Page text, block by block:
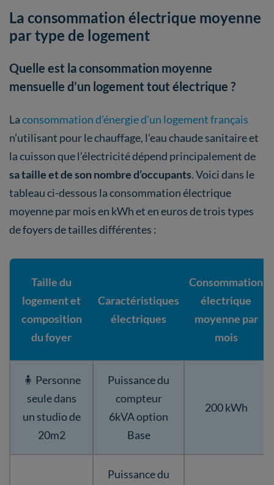
La consommation électrique moyenne
par type de logement
Quelle est la consommation moyenne
mensuelle d’un logement tout électrique ?
Laconsommation d’énergie d’un logement français
n’utilisant pour le chauffage, l’eau chaude sanitaire et
la cuisson que l’électricité dépend principalement de
sa taille et de son nombre d’occupants. Voici dans le
tableau ci-dessous la consommation électrique
moyenne par mois en kWh et en euros de trois types
de foyers de tailles différentes :
Taille du
logement et
composition
du foyer
Caractéristiques
électriques
Consommation
électrique
moyenne par
mois
🧍 Personne
seule dans
un studio de
20m2
Puissance du
compteur
6kVA option
Base
200 kWh
Puissance du